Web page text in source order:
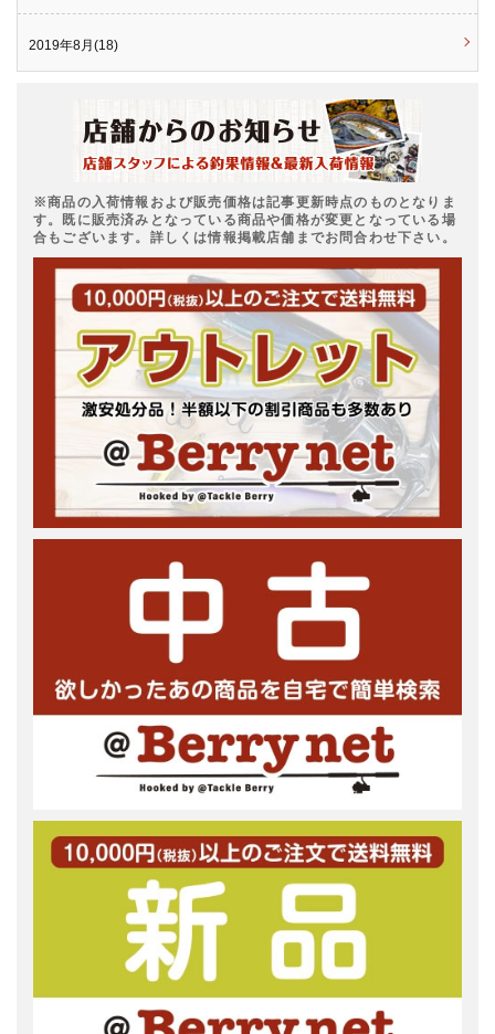
2019年8月(18)
※商品の入荷情報および販売価格は記事更新時点のものとなりま
す。既に販売済みとなっている商品や価格が変更となっている場
合もございます。詳しくは情報掲載店舗までお問合わせ下さい。